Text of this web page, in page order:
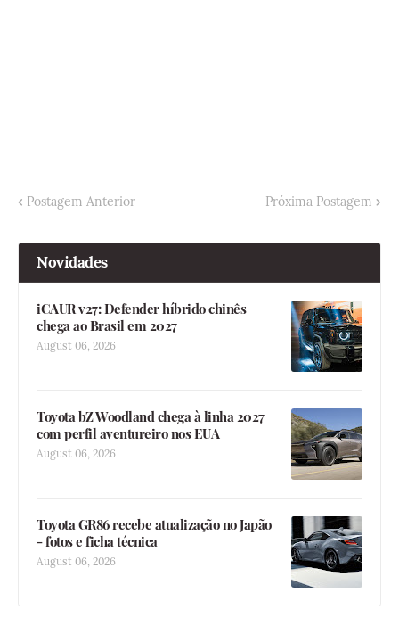
Postagem Anterior Próxima Postagem
Novidades
iCAUR v27: Defender híbrido chinês
chega ao Brasil em 2027
August 06, 2026
Toyota bZ Woodland chega à linha 2027
com perfil aventureiro nos EUA
August 06, 2026
Toyota GR86 recebe atualização no Japão
- fotos e ficha técnica
August 06, 2026